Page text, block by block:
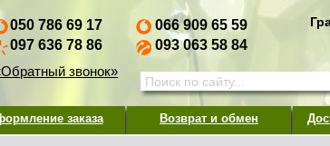
050 786 69 17
097 636 78 86
звонок»
066 909 65 59
093 063 58 84
заказа Возврат и обмен